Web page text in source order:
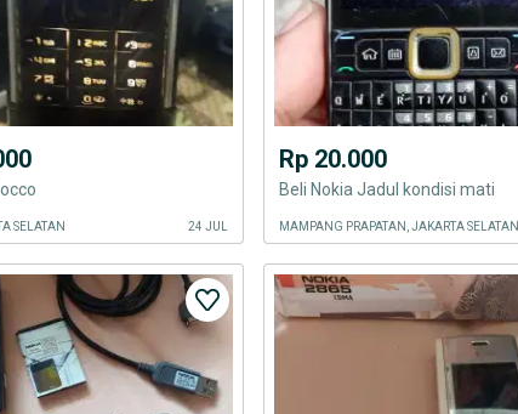
SELATAN 24 JUL
Rp 20.000
Beli Nokia Jadul kondisi mati
MAMPANG PRAPATAN, JAKARTA SELATAN